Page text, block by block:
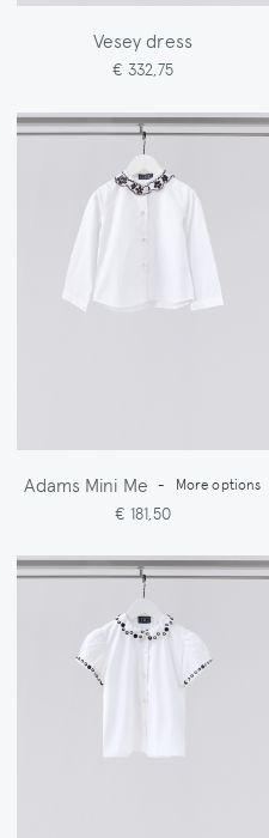
Vesey dress
€ 332,75
Adams Mini Me - More options
€ 181,50